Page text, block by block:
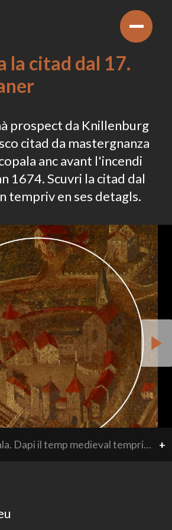
la citad dal 17.
prospect da Knillenburg
citad da mastergnanza
anc avant l'incendi
1674. Scuvri la citad dal
tempriv en ses detagls.
La curt episcopala. Dapi il temp medieval tempriv serviva l'areal fortifitgà sur la citad sco sedia da l'uvestg. La curt cumpiglia la catedrala, il chastè da l'uvestg, turs, ina curt interna ed ulteriurs edifizis. L'onn 1514 ha l'imperatur Maximilian I separà il territori da la curt da la citad da Cuira e l'ha surlaschada a l'uvestg sco feud. Pir l'onn 1852 è la curt puspè vegnida incorporada en la citad. +